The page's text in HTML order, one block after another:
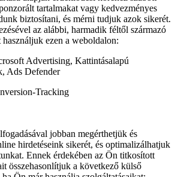
tartalmakat vagy kedvezményes
biztosítani, és mérni tudjuk azok sikerét.
az alábbi, harmadik féltől származó
használjuk ezen a weboldalon:
Advertising, Kattintásalapú
Ads Defender
Tracking
jobban megérthetjük és
hirdetéseink sikerét, és optimalizálhatjuk
Ennek érdekében az Ön titkosított
összehasonlítjuk a következő külső